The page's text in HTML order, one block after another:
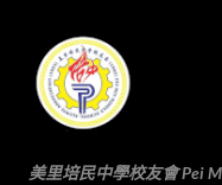
美里培民中學校友會 Pei